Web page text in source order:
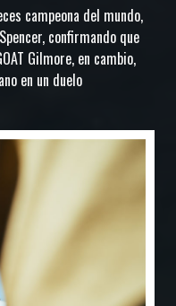
campeona del mundo,
confirmando que
Gilmore, en cambio,
en un duelo